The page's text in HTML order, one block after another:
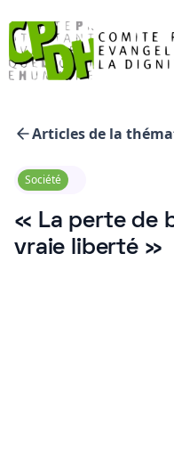
Articles de la
Société
« La perte de
vraie liberté »